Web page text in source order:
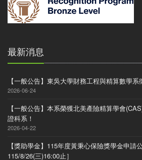
最新消息
【一般公告】東吳大學財務工程與精算數學
2026-06-24
【一般公告】本系榮獲北美產險精算學會
證科系！
2026-04-22
【獎助學金】115年度黃秉心保險獎學金申請
115/8/26(三)16:00止］